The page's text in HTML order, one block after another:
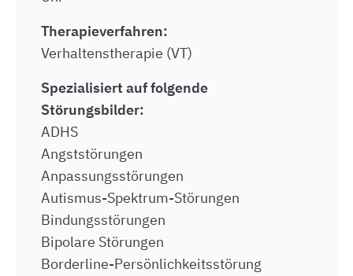
Therapieverfahren:
Verhaltenstherapie (VT)
Spezialisiert auf folgende
Störungsbilder:
ADHS
Angststörungen
Anpassungsstörungen
Autismus-Spektrum-Störungen
Bindungsstörungen
Bipolare Störungen
Borderline-Persönlichkeitsstörung